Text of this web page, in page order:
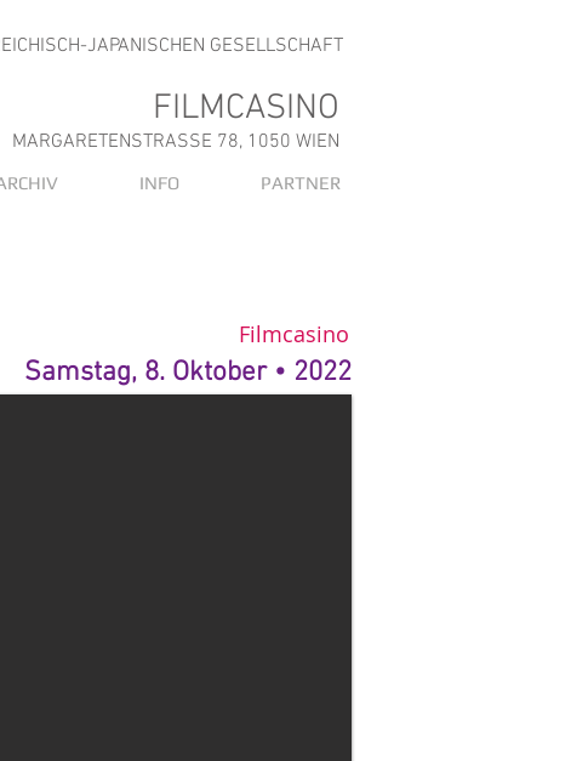
JAPANISCHEN GESELLSCHAFT
FILMCASINO
MARGARETENSTRASSE 78, 1050 WIEN
INFO PARTNER
Samstag, 8. Oktober • 2022
Filmcasino